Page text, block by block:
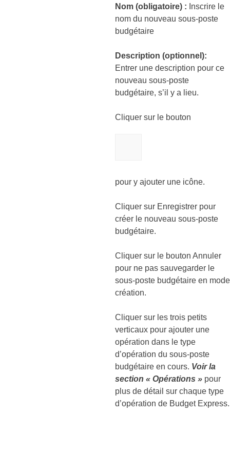
Nom (obligatoire) : Inscrire le
nom du nouveau sous-poste
budgétaire
Description (optionnel):
Entrer une description pour ce
nouveau sous-poste
budgétaire, s’il y a lieu.
Cliquer sur le bouton
pour y ajouter une icône.
Cliquer sur Enregistrer pour
créer le nouveau sous-poste
budgétaire.
Cliquer sur le bouton Annuler
pour ne pas sauvegarder le
sous-poste budgétaire en mode
création.
Cliquer sur les trois petits
verticaux pour ajouter une
opération dans le type
d’opération du sous-poste
budgétaire en cours. Voir la
section « Opérations » pour
plus de détail sur chaque type
d’opération de Budget Express.